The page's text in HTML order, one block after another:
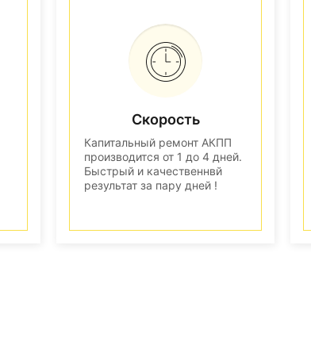
Скорость
Капитальный ремонт АКПП
производится от 1 до 4 дней.
Быстрый и качественнвй
результат за пару дней !